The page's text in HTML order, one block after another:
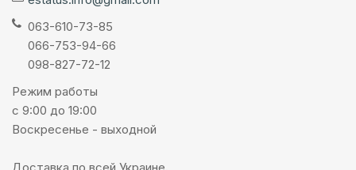
063-610-73-85
066-753-94-66
098-827-72-12
Режим работы
с 9:00 до 19:00
Воскресенье - выходной